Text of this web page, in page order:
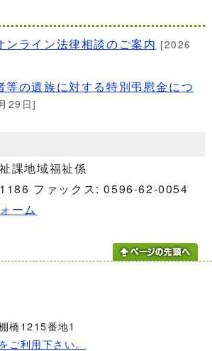
ンライン法律相談のご案内 [2026
等の遺族に対する特別弔慰金につ
29日]
課地域福祉係
ファックス: 0596-62-0054
ーム
橋1215番地1
ご利用下さい。